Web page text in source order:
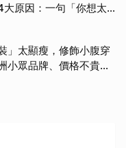
原因：一句「你想太
」太顯瘦，修飾小腹穿
小眾品牌、價格不貴還